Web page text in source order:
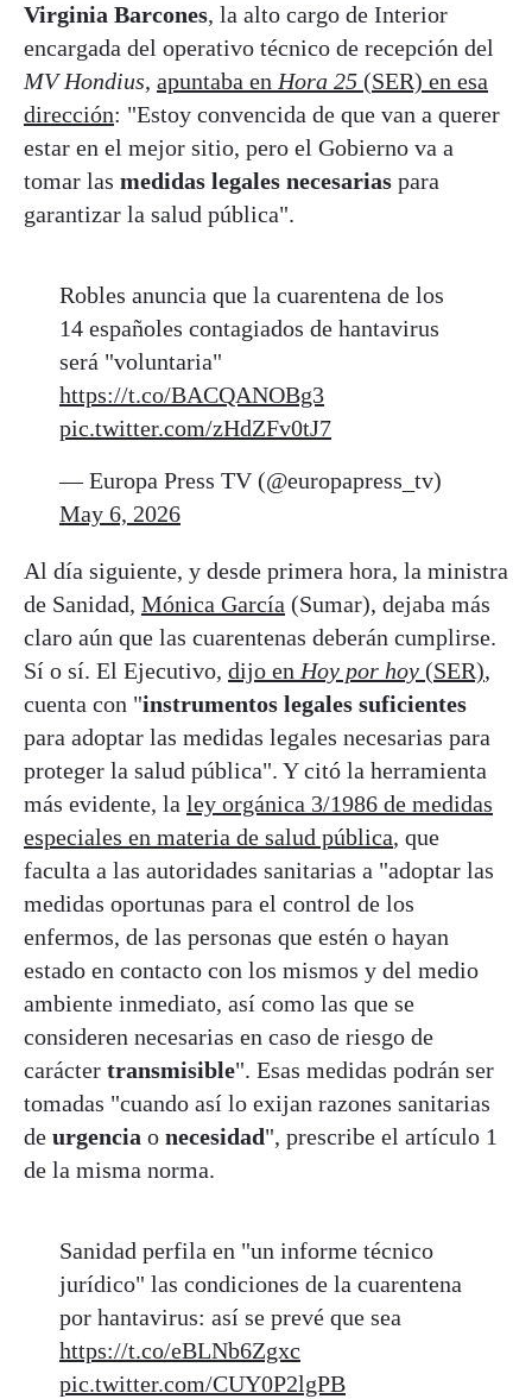
Virginia Barcones, la alto cargo de Interior
encargada del operativo técnico de recepción del
MV Hondius, apuntaba en Hora 25 (SER) en esa
dirección: "Estoy convencida de que van a querer
estar en el mejor sitio, pero el Gobierno va a
tomar las medidas legales necesarias para
garantizar la salud pública".
Robles anuncia que la cuarentena de los
14 españoles contagiados de hantavirus
será "voluntaria"
https://t.co/BACQANOBg3
pic.twitter.com/zHdZFv0tJ7
— Europa Press TV (@europapress_tv)
May 6, 2026
Al día siguiente, y desde primera hora, la ministra
de Sanidad, Mónica García (Sumar), dejaba más
claro aún que las cuarentenas deberán cumplirse.
Sí o sí. El Ejecutivo, dijo en Hoy por hoy (SER),
cuenta con "instrumentos legales suficientes
para adoptar las medidas legales necesarias para
proteger la salud pública". Y citó la herramienta
más evidente, la ley orgánica 3/1986 de medidas
especiales en materia de salud pública, que
faculta a las autoridades sanitarias a "adoptar las
medidas oportunas para el control de los
enfermos, de las personas que estén o hayan
estado en contacto con los mismos y del medio
ambiente inmediato, así como las que se
consideren necesarias en caso de riesgo de
carácter transmisible". Esas medidas podrán ser
tomadas "cuando así lo exijan razones sanitarias
de urgencia o necesidad", prescribe el artículo 1
de la misma norma.
Sanidad perfila en "un informe técnico
jurídico" las condiciones de la cuarentena
por hantavirus: así se prevé que sea
https://t.co/eBLNb6Zgxc
pic.twitter.com/CUY0P2lgPB